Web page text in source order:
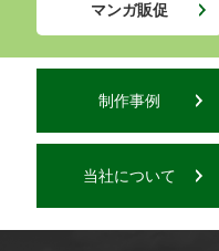
マンガ販促
制作事例
当社について